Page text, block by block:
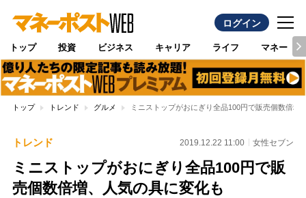
ログイン
トップ 投資 ビジネス キャリア ライフ マネー
トップ トレンド グルメ ミニストップがおにぎり全品100円で販売個数倍増
トレンド 2019.12.22 11:00 女性セブン
ミニストップがおにぎり全品100円で販
売個数倍増、人気の具に変化も